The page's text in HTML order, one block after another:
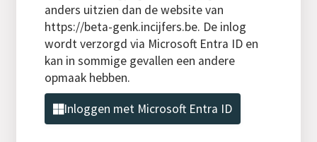
anders uitzien dan de website van
https://beta-genk.incijfers.be. De inlog
wordt verzorgd via Microsoft Entra ID en
kan in sommige gevallen een andere
opmaak hebben.
Inloggen met Microsoft Entra ID